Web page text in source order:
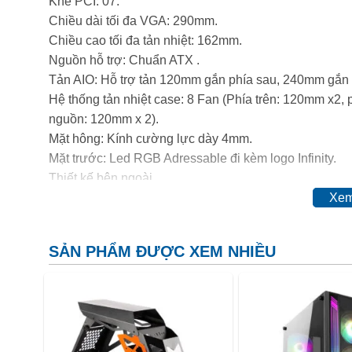
Chiều dài tối đa VGA: 290mm.
Chiều cao tối đa tản nhiệt: 162mm.
Nguồn hỗ trợ: Chuẩn ATX .
Tản AIO: Hỗ trợ tản 120mm gắn phía sau, 240mm
Hệ thống tản nhiệt case: 8 Fan (Phía trên: 120mm
nguồn: 120mm x 2).
Mặt hông: Kính cường lực dày 4mm.
Mặt trước: Led RGB Adressable đi kèm logo Infinity.
Thiết kế bên ngoài
vẫn giữ style thùng carton không màu
Nhìn case bên ngoài với phong cách phẳng phiêu vơi
Chất liệu của mặt nạ là nhựa ABS và thiết kế kiểu
SẢN PHẨM ĐƯỢC XEM NHIỀU